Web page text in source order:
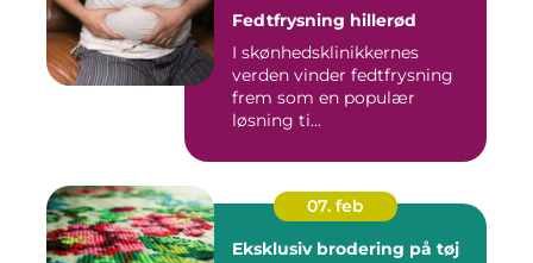
Fedtfrysning hillerød
I skønhedsklinikkernes
verden vinder fedtfrysning
frem som en populær
løsning ti...
07. feb
Eksklusiv brodering på tøj